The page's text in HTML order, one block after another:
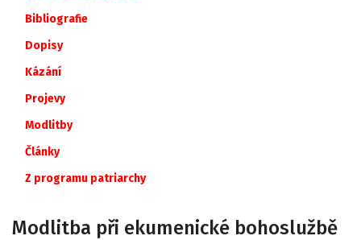
Bibliografie
Dopisy
Kázání
Projevy
Modlitby
Články
Z programu patriarchy
Modlitba při ekumenické bohoslužbě